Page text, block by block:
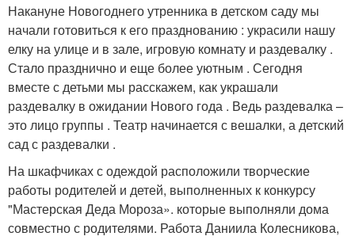
Накануне Новогоднего утренника в детском саду мы
начали готовиться к его празднованию : украсили нашу
елку на улице и в зале, игровую комнату и раздевалку .
Стало празднично и еще более уютным . Сегодня
вместе с детьми мы расскажем, как украшали
раздевалку в ожидании Нового года . Ведь раздевалка –
это лицо группы . Театр начинается с вешалки, а детский
сад с раздевалки .
На шкафчиках с одеждой расположили творческие
работы родителей и детей, выполненных к конкурсу
"Мастерская Деда Мороза». которые выполняли дома
совместно с родителями. Работа Даниила Колесникова,